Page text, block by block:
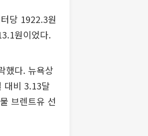
당 1922.3원
원이었다.
했다. 뉴욕상
대비 3.13달
브렌트유 선